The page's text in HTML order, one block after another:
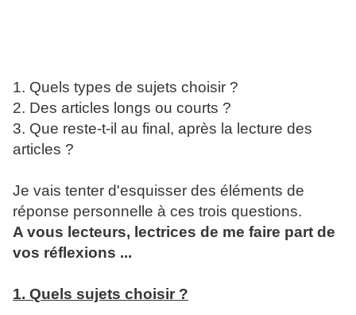
1. Quels types de sujets choisir ?
2. Des articles longs ou courts ?
3. Que reste-t-il au final, après la lecture des
articles ?
Je vais tenter d'esquisser des éléments de
réponse personnelle à ces trois questions.
A vous lecteurs, lectrices de me faire part de
vos réflexions ...
1. Quels sujets choisir ?